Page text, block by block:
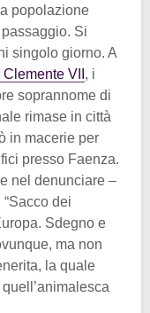
popolazione
Si
singolo giorno. A
VII , i
soprannome di
rimase in città
in macerie per
presso Faenza.
nel denunciare –
dei
Sdegno e
ma non
la quale